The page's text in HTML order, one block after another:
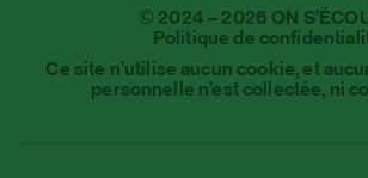
© 2024 – 2026 ON
Politique de
Ce site n’utilise aucun cookie, et
personnelle n’est collectée, ni